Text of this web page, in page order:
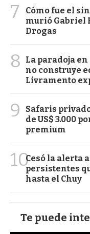
7
Cómo fue el
murió Gabriel
Drogas
8
La paradoja
no construye
Livramento
9
Safaris
de US$ 3.000
premium
10Cesó la alerta
persistentes
hasta el Chuy
Te puede